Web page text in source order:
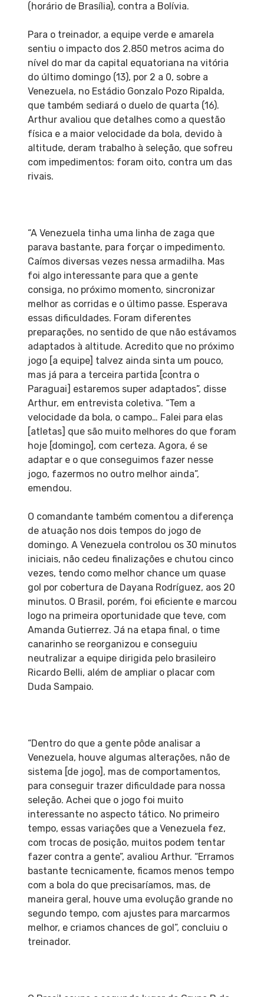
(horário de Brasília), contra a Bolívia.
Para o treinador, a equipe verde e amarela
sentiu o impacto dos 2.850 metros acima do
nível do mar da capital equatoriana na vitória
do último domingo (13), por 2 a 0, sobre a
Venezuela, no Estádio Gonzalo Pozo Ripalda,
que também sediará o duelo de quarta (16).
Arthur avaliou que detalhes como a questão
física e a maior velocidade da bola, devido à
altitude, deram trabalho à seleção, que sofreu
com impedimentos: foram oito, contra um das
rivais.
“A Venezuela tinha uma linha de zaga que
parava bastante, para forçar o impedimento.
Caímos diversas vezes nessa armadilha. Mas
foi algo interessante para que a gente
consiga, no próximo momento, sincronizar
melhor as corridas e o último passe. Esperava
essas dificuldades. Foram diferentes
preparações, no sentido de que não estávamos
adaptados à altitude. Acredito que no próximo
jogo [a equipe] talvez ainda sinta um pouco,
mas já para a terceira partida [contra o
Paraguai] estaremos super adaptados”, disse
Arthur, em entrevista coletiva. “Tem a
velocidade da bola, o campo… Falei para elas
[atletas] que são muito melhores do que foram
hoje [domingo], com certeza. Agora, é se
adaptar e o que conseguimos fazer nesse
jogo, fazermos no outro melhor ainda”,
emendou.
O comandante também comentou a diferença
de atuação nos dois tempos do jogo de
domingo. A Venezuela controlou os 30 minutos
iniciais, não cedeu finalizações e chutou cinco
vezes, tendo como melhor chance um quase
gol por cobertura de Dayana Rodríguez, aos 20
minutos. O Brasil, porém, foi eficiente e marcou
logo na primeira oportunidade que teve, com
Amanda Gutierrez. Já na etapa final, o time
canarinho se reorganizou e conseguiu
neutralizar a equipe dirigida pelo brasileiro
Ricardo Belli, além de ampliar o placar com
Duda Sampaio.
“Dentro do que a gente pôde analisar a
Venezuela, houve algumas alterações, não de
sistema [de jogo], mas de comportamentos,
para conseguir trazer dificuldade para nossa
seleção. Achei que o jogo foi muito
interessante no aspecto tático. No primeiro
tempo, essas variações que a Venezuela fez,
com trocas de posição, muitos podem tentar
fazer contra a gente”, avaliou Arthur. “Erramos
bastante tecnicamente, ficamos menos tempo
com a bola do que precisaríamos, mas, de
maneira geral, houve uma evolução grande no
segundo tempo, com ajustes para marcarmos
melhor, e criamos chances de gol”, concluiu o
treinador.